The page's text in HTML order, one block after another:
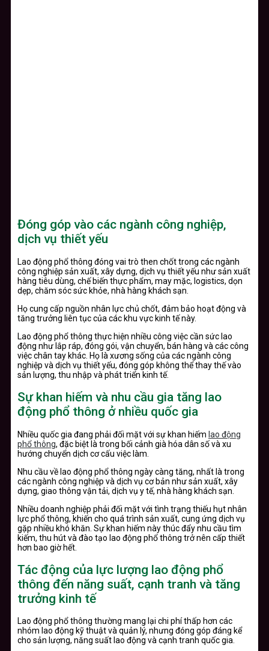
Đóng góp vào các ngành công nghiệp,
dịch vụ thiết yếu
Lao động phổ thông đóng vai trò then chốt trong các ngành
công nghiệp sản xuất, xây dựng, dịch vụ thiết yếu như sản xuất
hàng tiêu dùng, chế biến thực phẩm, may mặc, logistics, dọn
dẹp, chăm sóc sức khỏe, nhà hàng khách sạn.
Họ cung cấp nguồn nhân lực chủ chốt, đảm bảo hoạt động và
tăng trưởng liên tục của các khu vực kinh tế này.
Lao động phổ thông thực hiện nhiều công việc cần sức lao
động như lắp ráp, đóng gói, vận chuyển, bán hàng và các công
việc chân tay khác. Họ là xương sống của các ngành công
nghiệp và dịch vụ thiết yếu, đóng góp không thể thay thế vào
sản lượng, thu nhập và phát triển kinh tế.
Sự khan hiếm và nhu cầu gia tăng lao
động phổ thông ở nhiều quốc gia
Nhiều quốc gia đang phải đối mặt với sự khan hiếm lao động
phổ thông, đặc biệt là trong bối cảnh già hóa dân số và xu
hướng chuyển dịch cơ cấu việc làm.
Nhu cầu về lao động phổ thông ngày càng tăng, nhất là trong
các ngành công nghiệp và dịch vụ cơ bản như sản xuất, xây
dựng, giao thông vận tải, dịch vụ y tế, nhà hàng khách sạn.
Nhiều doanh nghiệp phải đối mặt với tình trạng thiếu hụt nhân
lực phổ thông, khiến cho quá trình sản xuất, cung ứng dịch vụ
gặp nhiều khó khăn. Sự khan hiếm này thúc đẩy nhu cầu tìm
kiếm, thu hút và đào tạo lao động phổ thông trở nên cấp thiết
hơn bao giờ hết.
Tác động của lực lượng lao động phổ
thông đến năng suất, cạnh tranh và tăng
trưởng kinh tế
Lao động phổ thông thường mang lại chi phí thấp hơn các
nhóm lao động kỹ thuật và quản lý, nhưng đóng góp đáng kể
cho sản lượng, năng suất lao động và cạnh tranh quốc gia.